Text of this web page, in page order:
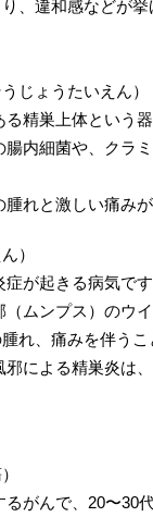
、違和感などが
じょうたいえん）
精巣上体という
腸内細菌や、クラ
れと激しい痛み
）
が起きる病気です
（ムンプス）のウ
れ、痛みを伴うこ
による精巣炎は
がんで、20〜30